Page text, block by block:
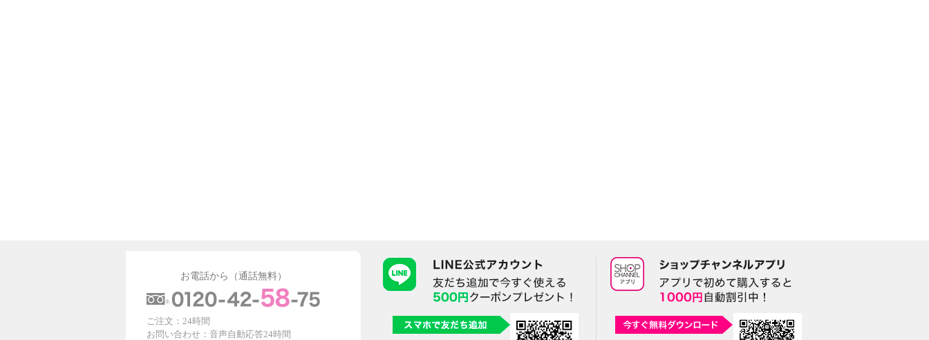
お電話から（通話無料）
ご注文：24時間
お問い合わせ：音声自動応答24時間